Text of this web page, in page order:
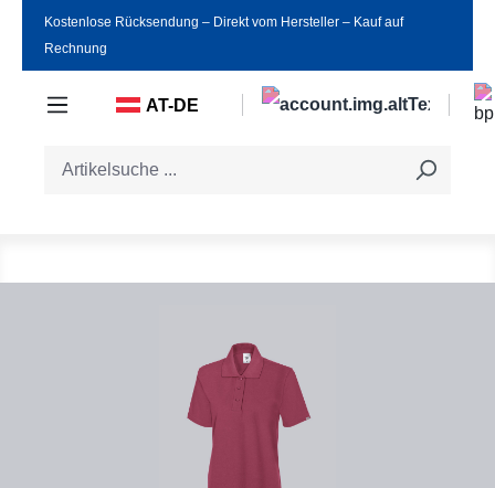
Zum Hauptinhalt springen
Kostenlose Rücksendung ‒ Direkt vom Hersteller ‒ Kauf auf
Rechnung
AT-DE